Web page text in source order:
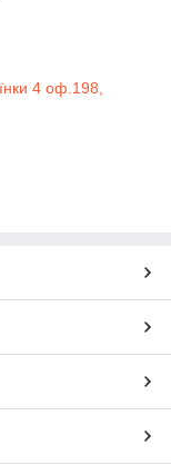
4 оф.198,